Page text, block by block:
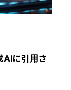
AIに引用さ